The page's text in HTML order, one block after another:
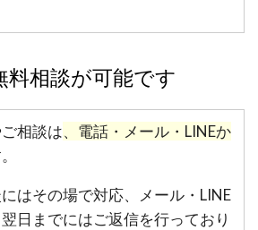
料相談が可能です
相談は、電話・メール・LINEか
はその場で対応、メール・LINE
日までにはご返信を行っており